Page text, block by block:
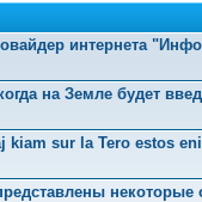
интернета
на Земле будет
kiam sur la Tero estos
некоторые